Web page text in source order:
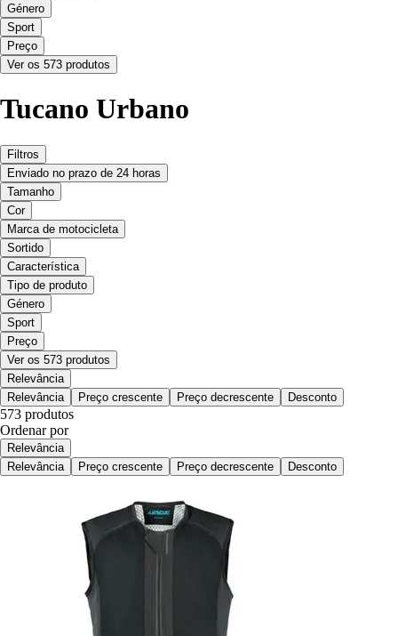
Género
Sport
Preço
Ver os 573 produtos
Tucano Urbano
Filtros
Enviado no prazo de 24 horas
Tamanho
Cor
Marca de motocicleta
Sortido
Característica
Tipo de produto
Género
Sport
Preço
Ver os 573 produtos
Relevância
Relevância
Preço crescente Preço decrescente Desconto
573 produtos
Ordenar por
Relevância
Relevância
Preço crescente Preço decrescente Desconto